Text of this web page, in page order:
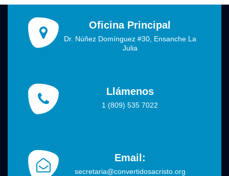
Oficina Principal
Dr. Núñez Domínguez #30, Ensanche La
Julia
Llámenos
1 (809) 535 7022
Email:
secretaria@convertidosacristo.org